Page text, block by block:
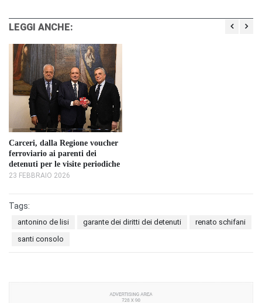
LEGGI ANCHE:
Carceri, dalla Regione voucher
ferroviario ai parenti dei
detenuti per le visite periodiche
23 FEBBRAIO 2026
Tags:
antonino de lisi garante dei diritti dei detenuti
renato schifani
santi consolo